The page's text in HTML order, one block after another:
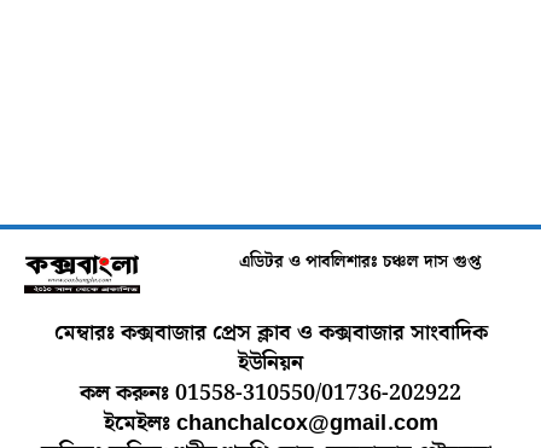
এডিটর ও পাবলিশারঃ চঞ্চল দাস গুপ্ত
মেম্বারঃ কক্সবাজার প্রেস ক্লাব ও কক্সবাজার সাংবাদিক
ইউনিয়ন
কল করুনঃ 01558-310550/01736-202922
ইমেইলঃ chanchalcox@gmail.com